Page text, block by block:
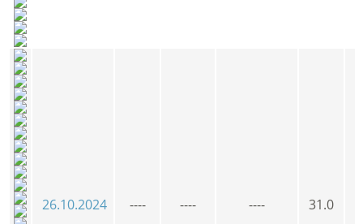
26.10.2024 ---- ---- ---- 31.0